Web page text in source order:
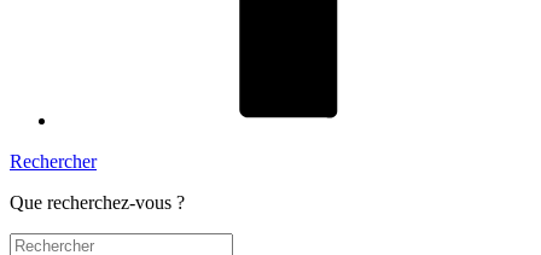
Rechercher
Que recherchez-vous ?